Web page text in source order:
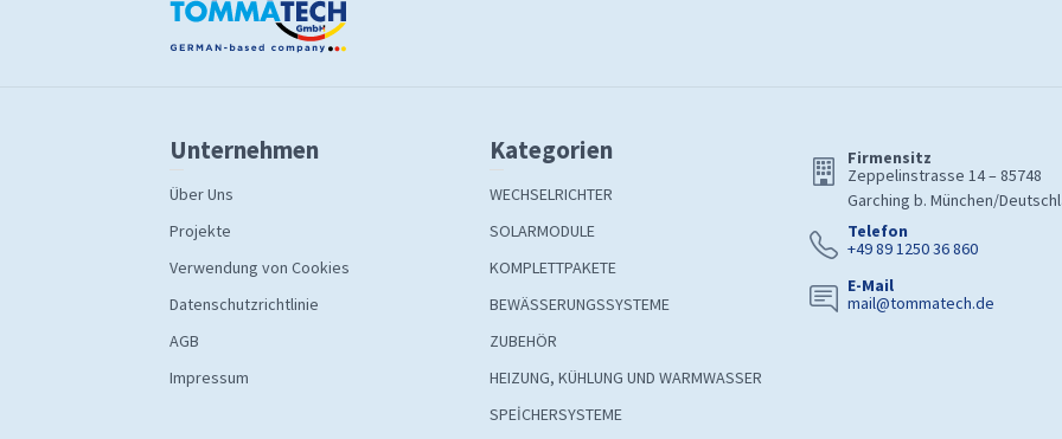
Unternehmen
Über Uns
Projekte
Verwendung von Cookies
Datenschutzrichtlinie
AGB
Impressum
Kategorien
WECHSELRICHTER
SOLARMODULE
KOMPLETTPAKETE
BEWÄSSERUNGSSYSTEME
ZUBEHÖR
HEIZUNG, KÜHLUNG UND WARMWASSER
SPEİCHERSYSTEME
Firmensitz
Zeppelinstrasse 14 – 85748
Garching b. München/
Telefon
+49 89 1250 36 860
E-Mail
mail@tommatech.de